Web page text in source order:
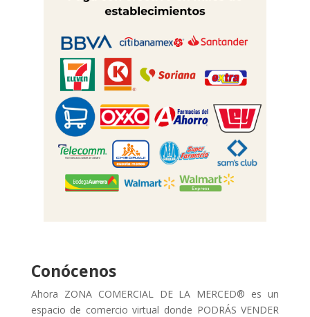
Conócenos
Ahora ZONA COMERCIAL DE LA MERCED® es un
espacio de comercio virtual donde PODRÁS VENDER